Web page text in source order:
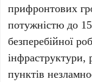
прифронтових
потужністю до
безперебійної
інфраструктури,
пунктів